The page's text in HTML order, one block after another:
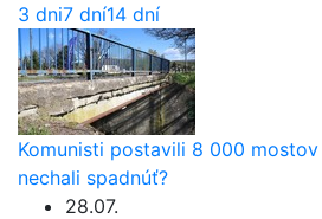
3 dni7 dní14 dní
Komunisti postavili 8 000
nechali spadnúť?
28.07.